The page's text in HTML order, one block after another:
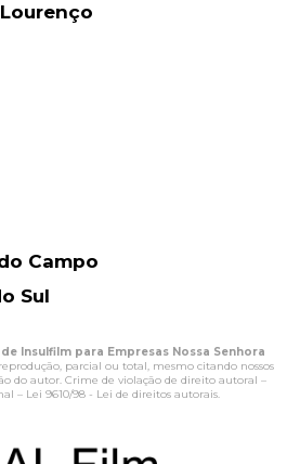
Lourenço
Campo
Sul
Insulfilm para Empresas Nossa Senhora
parcial ou total, mesmo citando nossos
do autor. Crime de violação de direito autoral –
– Lei 9610/98 - Lei de direitos autorais.